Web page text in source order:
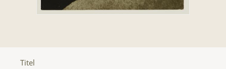
Titel